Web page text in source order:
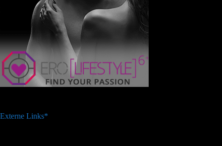
Externe Links*